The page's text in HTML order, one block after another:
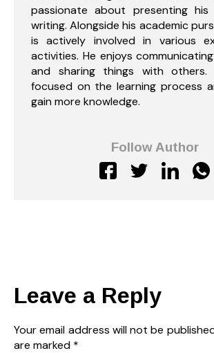
passionate about presenting
writing. Alongside his academic
is actively involved in various
activities. He enjoys
and sharing things with others.
focused on the learning process
gain more knowledge.
Follow Author
Leave a Reply
Your email address will not be
are marked *